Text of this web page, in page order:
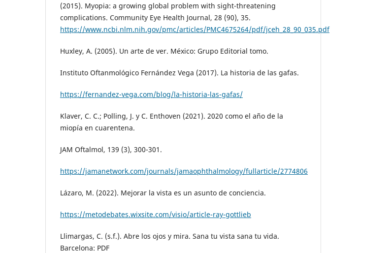
(2015). Myopia: a growing global problem with sight-threatening
complications. Community Eye Health Journal, 28 (90), 35.
https://www.ncbi.nlm.nih.gov/pmc/articles/PMC4675264/pdf/jceh_28_90_035.pdf
Huxley, A. (2005). Un arte de ver. México: Grupo Editorial tomo.
Instituto Oftanmológico Fernández Vega (2017). La historia de las gafas.
https://fernandez-vega.com/blog/la-historia-las-gafas/
Klaver, C. C.; Polling, J. y C. Enthoven (2021). 2020 como el año de la
miopía en cuarentena.
JAM Oftalmol, 139 (3), 300-301.
https://jamanetwork.com/journals/jamaophthalmology/fullarticle/2774806
Lázaro, M. (2022). Mejorar la vista es un asunto de conciencia.
https://metodebates.wixsite.com/visio/article-ray-gottlieb
Llimargas, C. (s.f.). Abre los ojos y mira. Sana tu vista sana tu vida.
Barcelona: PDF